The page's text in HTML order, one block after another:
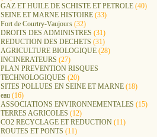
GAZ ET HUILE DE SCHISTE ET PETROLE (40)
SEINE ET MARNE HISTOIRE (33)
Fort de Courtry-Vaujours (32)
DROITS DES ADMINISTRES (31)
REDUCTION DES DECHETS (31)
AGRICULTURE BIOLOGIQUE (28)
INCINERATEURS (27)
PLAN PREVENTION RISQUES
TECHNOLOGIQUES (20)
SITES POLLUES EN SEINE ET MARNE (18)
eau (16)
ASSOCIATIONS ENVIRONNEMENTALES (15)
TERRES AGRICOLES (12)
CO2 RECYCLAGE ET REDUCTION (11)
ROUTES ET PONTS (11)